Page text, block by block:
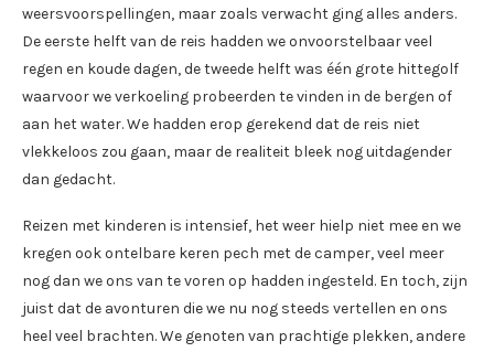
weersvoorspellingen, maar zoals verwacht ging alles anders.
De eerste helft van de reis hadden we onvoorstelbaar veel
regen en koude dagen, de tweede helft was één grote hittegolf
waarvoor we verkoeling probeerden te vinden in de bergen of
aan het water. We hadden erop gerekend dat de reis niet
vlekkeloos zou gaan, maar de realiteit bleek nog uitdagender
dan gedacht.
Reizen met kinderen is intensief, het weer hielp niet mee en we
kregen ook ontelbare keren pech met de camper, veel meer
nog dan we ons van te voren op hadden ingesteld. En toch, zijn
juist dat de avonturen die we nu nog steeds vertellen en ons
heel veel brachten. We genoten van prachtige plekken, andere